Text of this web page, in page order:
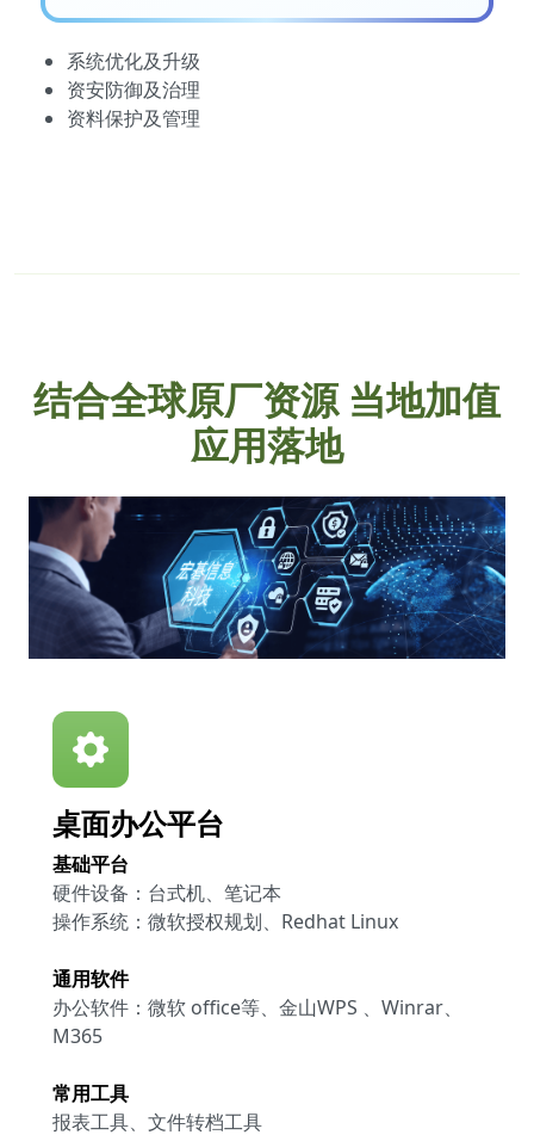
结合全球原厂资源 当地加值
应用落地
桌面办公平台
基础平台
硬件设备：台式机、笔记本
操作系统：微软授权规划、Redhat Linux
通用软件
办公软件：微软 office等、金山WPS 、Winrar、
M365
常用工具
报表工具、文件转档工具
系统优化及升级
资安防御及治理
资料保护及管理